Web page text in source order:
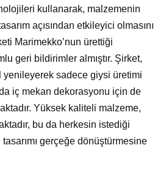
kullanarak, malzemenin
açısından etkileyici olmasını
Marimekko’nun ürettiği
geri bildirimler almıştır. Şirket,
yenileyerek sadece giysi üretimi
iç mekan dekorasyonu için de
Yüksek kaliteli malzeme,
bu da herkesin istediği
gerçeğe dönüştürmesine